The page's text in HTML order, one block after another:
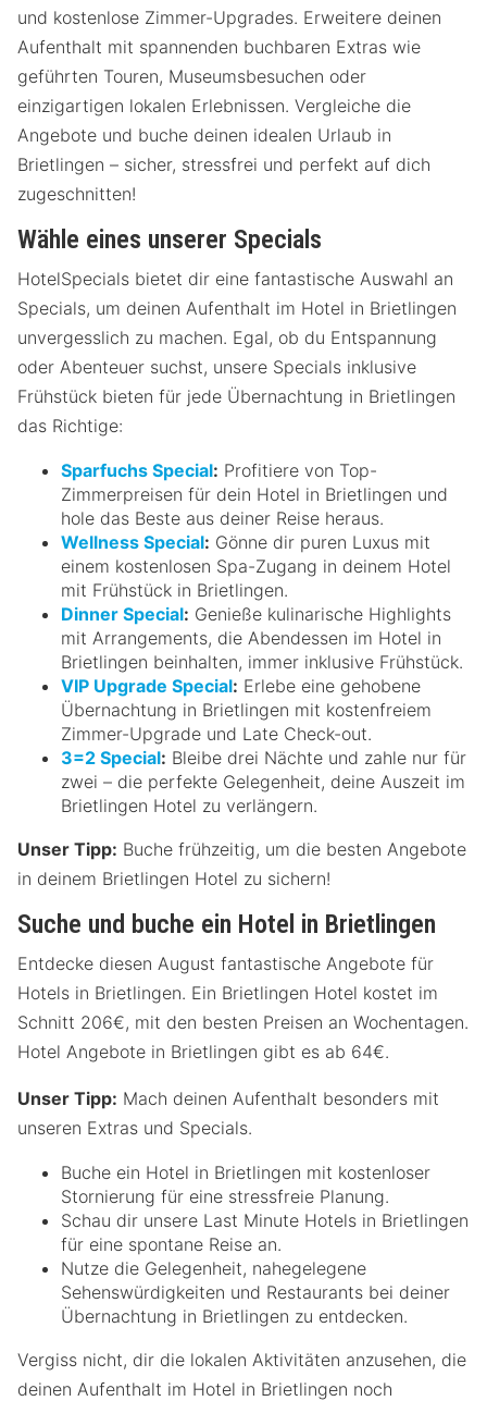
und kostenlose Zimmer-Upgrades. Erweitere deinen
Aufenthalt mit spannenden buchbaren Extras wie
geführten Touren, Museumsbesuchen oder
einzigartigen lokalen Erlebnissen. Vergleiche die
Angebote und buche deinen idealen Urlaub in
Brietlingen – sicher, stressfrei und perfekt auf dich
zugeschnitten!
Wähle eines unserer Specials
HotelSpecials bietet dir eine fantastische Auswahl an
Specials, um deinen Aufenthalt im Hotel in Brietlingen
unvergesslich zu machen. Egal, ob du Entspannung
oder Abenteuer suchst, unsere Specials inklusive
Frühstück bieten für jede Übernachtung in Brietlingen
das Richtige:
Sparfuchs Special: Profitiere von Top-
Zimmerpreisen für dein Hotel in Brietlingen und
hole das Beste aus deiner Reise heraus.
Wellness Special: Gönne dir puren Luxus mit
einem kostenlosen Spa-Zugang in deinem Hotel
mit Frühstück in Brietlingen.
Dinner Special: Genieße kulinarische Highlights
mit Arrangements, die Abendessen im Hotel in
Brietlingen beinhalten, immer inklusive Frühstück.
VIP Upgrade Special: Erlebe eine gehobene
Übernachtung in Brietlingen mit kostenfreiem
Zimmer-Upgrade und Late Check-out.
3=2 Special: Bleibe drei Nächte und zahle nur für
zwei – die perfekte Gelegenheit, deine Auszeit im
Brietlingen Hotel zu verlängern.
Unser Tipp: Buche frühzeitig, um die besten Angebote
in deinem Brietlingen Hotel zu sichern!
Suche und buche ein Hotel in Brietlingen
Entdecke diesen August fantastische Angebote für
Hotels in Brietlingen. Ein Brietlingen Hotel kostet im
Schnitt 206€, mit den besten Preisen an Wochentagen.
Hotel Angebote in Brietlingen gibt es ab 64€.
Unser Tipp: Mach deinen Aufenthalt besonders mit
unseren Extras und Specials.
Buche ein Hotel in Brietlingen mit kostenloser
Stornierung für eine stressfreie Planung.
Schau dir unsere Last Minute Hotels in Brietlingen
für eine spontane Reise an.
Nutze die Gelegenheit, nahegelegene
Sehenswürdigkeiten und Restaurants bei deiner
Übernachtung in Brietlingen zu entdecken.
Vergiss nicht, dir die lokalen Aktivitäten anzusehen, die
deinen Aufenthalt im Hotel in Brietlingen noch